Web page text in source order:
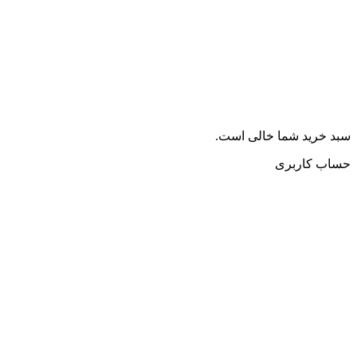
سبد خرید شما خالی است.
حساب کاربری